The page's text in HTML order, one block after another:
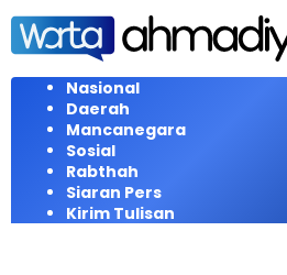
Langsung
konten
Nasional
Daerah
Mancanegara
Sosial
Rabthah
Siaran Pers
Kirim Tulisan